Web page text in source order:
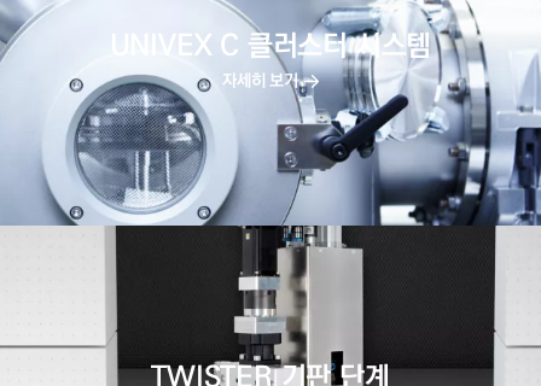
UNIVEX C 클러스터 시스템
자세히 보기